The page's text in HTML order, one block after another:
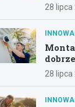
28 lipca
28 lipca